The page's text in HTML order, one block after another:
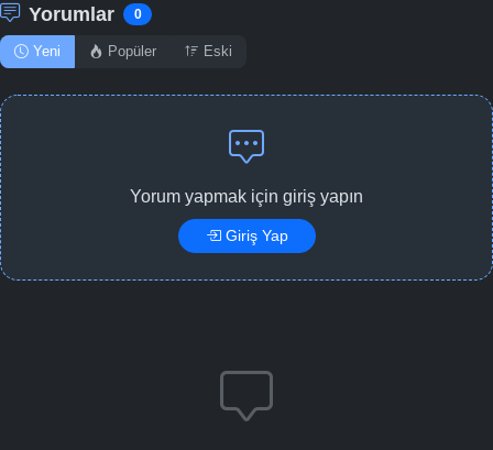
Yorumlar 0
Yeni Popüler Eski
Yorum yapmak için giriş yapın
Giriş Yap